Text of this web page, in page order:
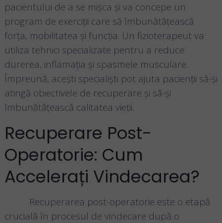
pacientului de a se mișca și va concepe un
program de exerciții care să îmbunătățească
forța, mobilitatea și funcția. Un fizioterapeut va
utiliza tehnici specializate pentru a reduce
durerea, inflamația și spasmele musculare.
Împreună, acești specialiști pot ajuta pacienții să-și
atingă obiectivele de recuperare și să-și
îmbunătățească calitatea vieții.
Recuperare Post-
Operatorie: Cum
Accelerați Vindecarea?
Recuperarea post-operatorie este o etapă
crucială în procesul de vindecare după o